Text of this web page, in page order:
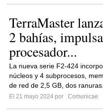
TerraMaster
2 bahías,
procesador...
La nueva serie F2-424
núcleos y 4 subprocesos,
de red de 2,5 GB, dos
El 21 mayo 2024 por
Comunicae